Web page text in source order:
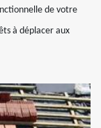
de votre
à déplacer aux